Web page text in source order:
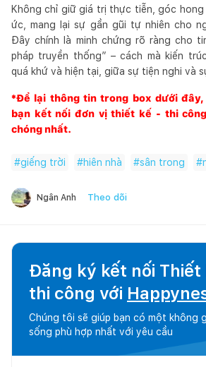
Không chỉ giữ giá trị thực tiễn, góc
ức, mang lại sự gần gũi tự nhiên cho
Đây chính là minh chứng rõ ràng cho
pháp truyền thống” – cách mà kiến
quá khứ và hiện tại, giữa sự tiện nghi và
*Để lại thông tin trong box dưới đây,
bạn kết nối đơn vị thiết kế - thi
chóng nhất.
#giếng trời #hiên nhà #sân trong #
Ngân Anh Theo dõi
Đăng ký kết nối Thiết
thi công với
Chúng tôi sẽ giúp bạn có một không
sống phù hợp nhất với yêu cầu